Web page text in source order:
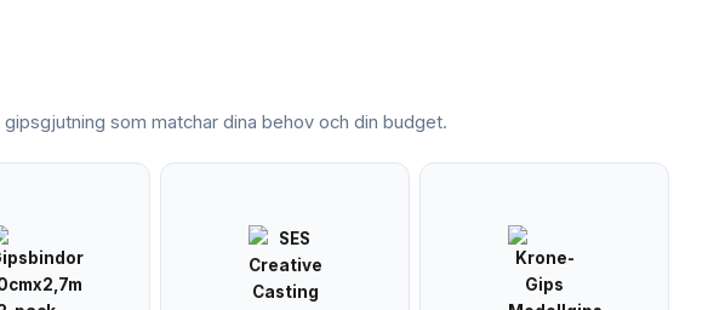
gipsgjutning som matchar dina behov och din budget.